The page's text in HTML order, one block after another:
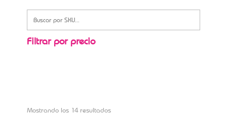
Filtrar por precio
Mostrando los 14 resultados